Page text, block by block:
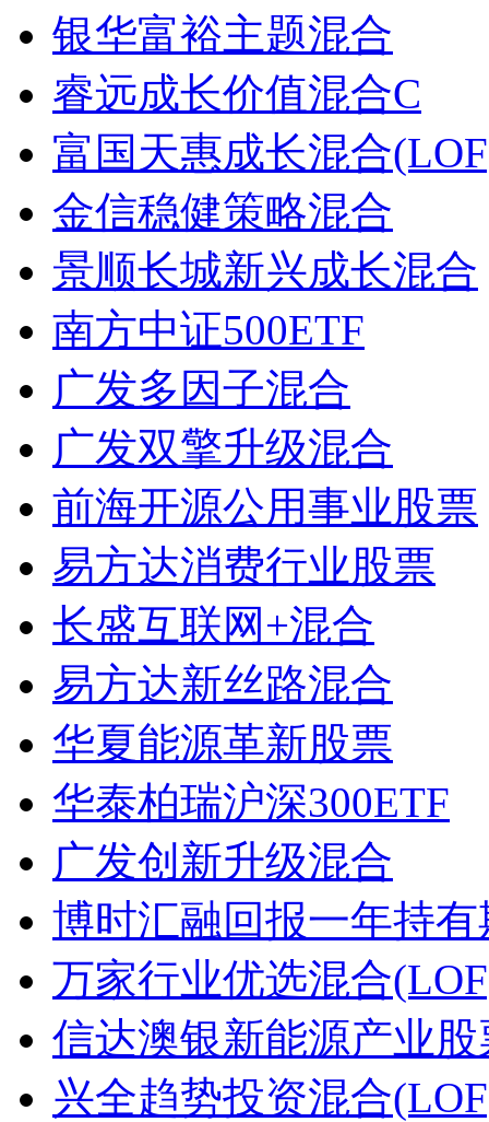
银华富裕主题混合
睿远成长价值混合C
富国天惠成长混合
金信稳健策略混合
景顺长城新兴成长混合
南方中证500ETF
广发多因子混合
广发双擎升级混合
前海开源公用事业股票
易方达消费行业股票
长盛互联网+混合
易方达新丝路混合
华夏能源革新股票
华泰柏瑞沪深300ETF
广发创新升级混合
博时汇融回报一年持
万家行业优选混合
信达澳银新能源产业股
兴全趋势投资混合